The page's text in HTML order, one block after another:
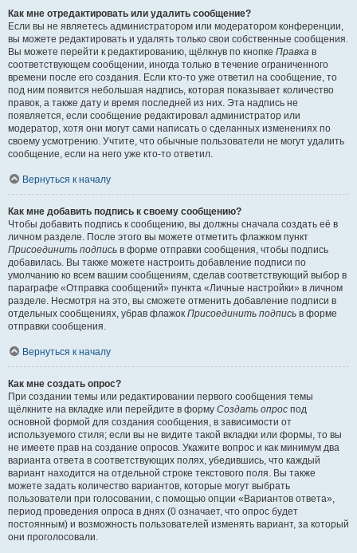
Как мне отредактировать или удалить сообщение?
Если вы не являетесь администратором или модератором конференции,
вы можете редактировать и удалять только свои собственные сообщения.
Вы можете перейти к редактированию, щёлкнув по кнопке Правка в
соответствующем сообщении, иногда только в течение ограниченного
времени после его создания. Если кто-то уже ответил на сообщение, то
под ним появится небольшая надпись, которая показывает количество
правок, а также дату и время последней из них. Эта надпись не
появляется, если сообщение редактировал администратор или
модератор, хотя они могут сами написать о сделанных изменениях по
своему усмотрению. Учтите, что обычные пользователи не могут удалить
сообщение, если на него уже кто-то ответил.
Вернуться к началу
Как мне добавить подпись к своему сообщению?
Чтобы добавить подпись к сообщению, вы должны сначала создать её в
личном разделе. После этого вы можете отметить флажком пункт
Присоединить подпись в форме отправки сообщения, чтобы подпись
добавилась. Вы также можете настроить добавление подписи по
умолчанию ко всем вашим сообщениям, сделав соответствующий выбор в
параграфе «Отправка сообщений» пункта «Личные настройки» в личном
разделе. Несмотря на это, вы сможете отменить добавление подписи в
отдельных сообщениях, убрав флажок Присоединить подпись в форме
отправки сообщения.
Вернуться к началу
Как мне создать опрос?
При создании темы или редактировании первого сообщения темы
щёлкните на вкладке или перейдите в форму Создать опрос под
основной формой для создания сообщения, в зависимости от
используемого стиля; если вы не видите такой вкладки или формы, то вы
не имеете прав на создание опросов. Укажите вопрос и как минимум два
варианта ответа в соответствующих полях, убедившись, что каждый
вариант находится на отдельной строке текстового поля. Вы также
можете задать количество вариантов, которые могут выбрать
пользователи при голосовании, с помощью опции «Вариантов ответа»,
период проведения опроса в днях (0 означает, что опрос будет
постоянным) и возможность пользователей изменять вариант, за который
они проголосовали.